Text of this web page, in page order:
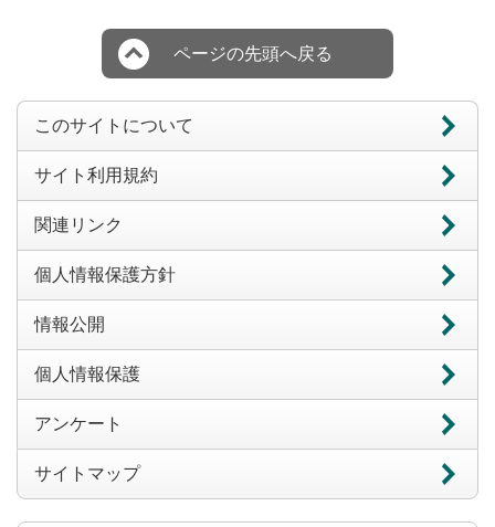
ページの先頭へ戻る
このサイトについて
サイト利用規約
関連リンク
個人情報保護方針
情報公開
個人情報保護
アンケート
サイトマップ